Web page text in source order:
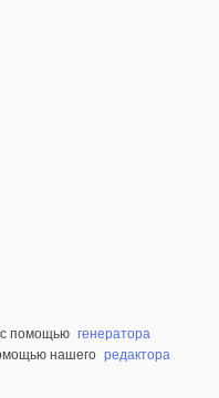
помощью генератора
нашего редактора